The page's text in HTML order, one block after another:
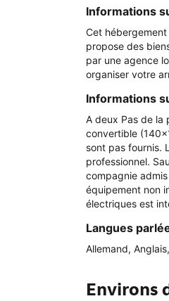
Informations
Cet
propose des
par une agence
organiser votre
Informations
A deux Pas de la
convertible
sont pas fournis.
professionnel.
compagnie
équipement non
électriques est
Langues
Allemand, Anglais,
Environs